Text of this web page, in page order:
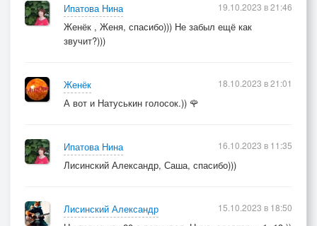
Нежность любви пьём глотками.
Мы две половинки с тобой.
Тебя никому не отдам,
Мужчина единственный мой.
Не зная тепла,
Ипатова Нина
Женёк , Женя, спасибо))) Не забыл ещё как
звучит?)))
19.10.2023 в 21:46
Женёк
А вот и Натуськин голосок.)) 🌹
18.10.2023 в 21:01
Ипатова Нина
Лисинский Александр, Саша, спасибо)))
16.10.2023 в 11:35
Лисинский Александр
15.10.2023 в 18:50